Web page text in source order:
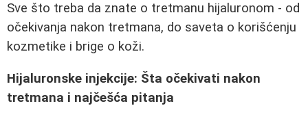
Sve što treba da znate o tretmanu hijaluronom - od
očekivanja nakon tretmana, do saveta o korišćenju
kozmetike i brige o koži.
Hijaluronske injekcije: Šta očekivati nakon
tretmana i najčešća pitanja